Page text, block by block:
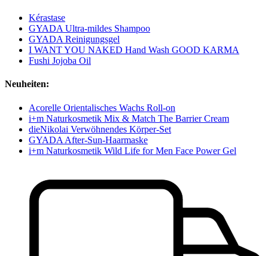
Kérastase
GYADA Ultra-mildes Shampoo
GYADA Reinigungsgel
I WANT YOU NAKED Hand Wash GOOD KARMA
Fushi Jojoba Oil
Neuheiten:
Acorelle Orientalisches Wachs Roll-on
i+m Naturkosmetik Mix & Match The Barrier Cream
dieNikolai Verwöhnendes Körper-Set
GYADA After-Sun-Haarmaske
i+m Naturkosmetik Wild Life for Men Face Power Gel